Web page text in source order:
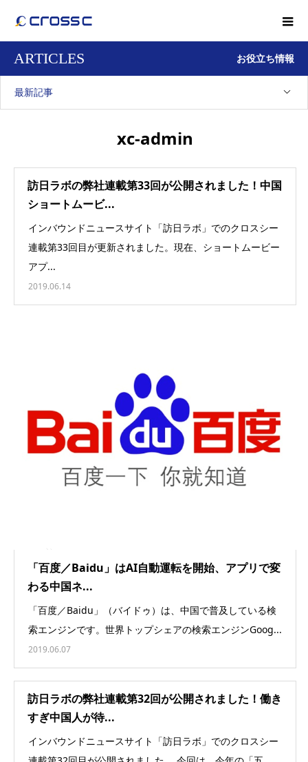
ARTICLES お役立ち情報
最新記事
xc-admin
訪日ラボの弊社連載第33回が公開されました！中国
ショートムービ...
インバウンドニュースサイト「訪日ラボ」でのクロスシー
連載第33回目が更新されました。現在、ショートムービー
アプ...
2019.06.14
「百度／Baidu」はAI自動運転を開始、アプリで変
わる中国ネ...
「百度／Baidu」（バイドゥ）は、中国で普及している検
索エンジンです。世界トップシェアの検索エンジンGoog...
2019.06.07
訪日ラボの弊社連載第32回が公開されました！働き
すぎ中国人が待...
インバウンドニュースサイト「訪日ラボ」でのクロスシー